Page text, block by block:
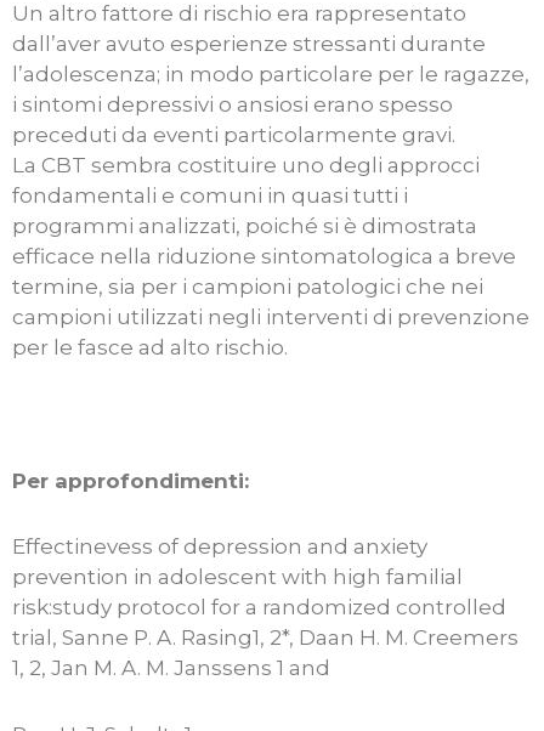
Un altro fattore di rischio era rappresentato
dall’aver avuto esperienze stressanti durante
l’adolescenza; in modo particolare per le ragazze,
i sintomi depressivi o ansiosi erano spesso
preceduti da eventi particolarmente gravi.
La CBT sembra costituire uno degli approcci
fondamentali e comuni in quasi tutti i
programmi analizzati, poiché si è dimostrata
efficace nella riduzione sintomatologica a breve
termine, sia per i campioni patologici che nei
campioni utilizzati negli interventi di prevenzione
per le fasce ad alto rischio.
Per approfondimenti:
Effectinevess of depression and anxiety
prevention in adolescent with high familial
risk:study protocol for a randomized controlled
trial, Sanne P. A. Rasing1, 2*, Daan H. M. Creemers
1, 2, Jan M. A. M. Janssens 1 and